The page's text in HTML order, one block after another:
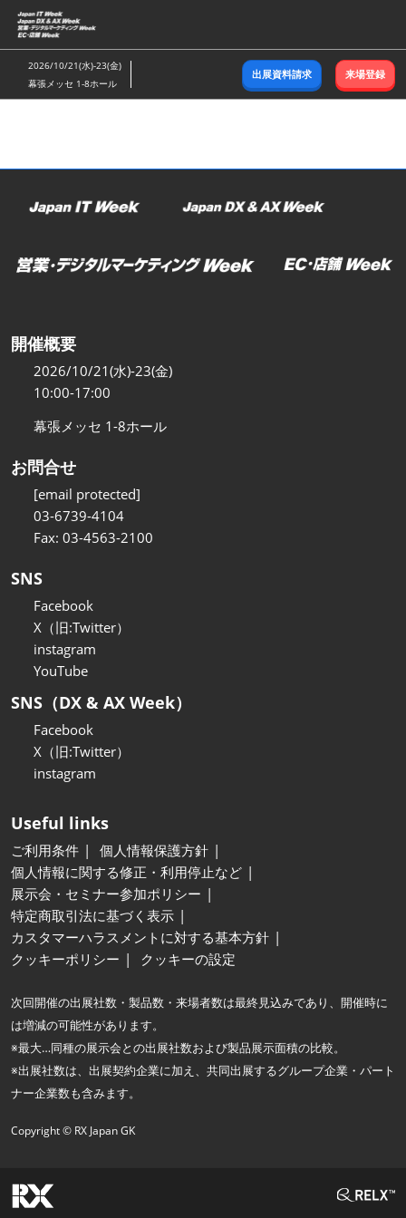
ス
キ
ッ
し
む
2026/10/21(水)-23(金)
幕張メッセ 1-8ホール
出展資料請求 来場登録
開催概要
2026/10/21(水)-23(金)
10:00-17:00
幕張メッセ 1-8ホール
お問合せ
[email protected]
03-6739-4104
Fax: 03-4563-2100
SNS
Facebook
X（旧:Twitter）
instagram
YouTube
SNS（DX & AX Week）
Facebook
X（旧:Twitter）
instagram
Useful links
ご利用条件
個人情報保護方針
個人情報に関する修正・利用停止など
展示会・セミナー参加ポリシー
特定商取引法に基づく表示
カスタマーハラスメントに対する基本方針
クッキーポリシー
クッキーの設定
次回開催の出展社数・製品数・来場者数は最終見込みであり、開催時に
は増減の可能性があります。
※最大…同種の展示会との出展社数および製品展示面積の比較。
※出展社数は、出展契約企業に加え、共同出展するグループ企業・パート
ナー企業数も含みます。
Copyright © RX Japan GK